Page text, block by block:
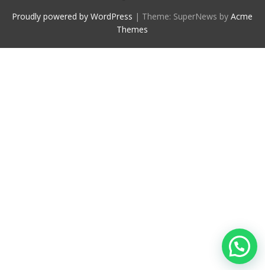
Proudly powered by WordPress | Theme: SuperNews byAcme
Themes